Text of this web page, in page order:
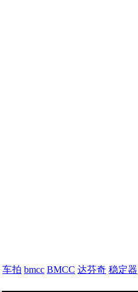
车拍 bmcc BMCC 达芬奇 稳定器